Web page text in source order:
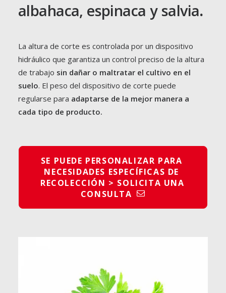
albahaca, espinaca y salvia.
La altura de corte es controlada por un dispositivo
hidráulico que garantiza un control preciso de la altura
de trabajo sin dañar o maltratar el cultivo en el
suelo. El peso del dispositivo de corte puede
regularse para adaptarse de la mejor manera a
cada tipo de producto.
SE PUEDE PERSONALIZAR PARA
NECESIDADES ESPECÍFICAS DE
RECOLECCIÓN > SOLICITA UNA
CONSULTA